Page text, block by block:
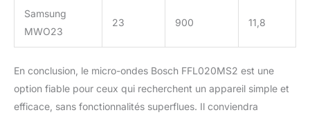
Samsung
MWO23
23 900 11,8
En conclusion, le micro-ondes Bosch FFL020MS2 est une
option fiable pour ceux qui recherchent un appareil simple et
efficace, sans fonctionnalités superflues. Il conviendra